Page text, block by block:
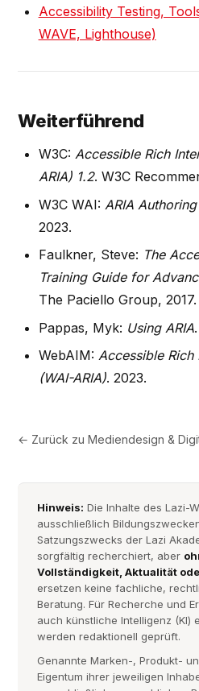
Accessibility Testing,
WAVE, Lighthouse)
Weiterführend
W3C: Accessible Rich
ARIA) 1.2. W3C
W3C WAI: ARIA
2023.
Faulkner, Steve: The
Training Guide for
The Paciello Group, 2017.
Pappas, Myk: Using ARIA
WebAIM: Accessible
(WAI-ARIA). 2023.
← Zurück zuMediendesign &
Hinweis: Die Inhalte des Lazi-
ausschließlich
Satzungszwecks der Lazi
sorgfältig recherchiert, aber
Vollständigkeit, Aktualität
ersetzen keine fachliche,
Beratung. Für Recherche und
auch künstliche Intelligenz (KI)
werden redaktionell geprüft.
Genannte Marken-, Produkt-
Eigentum ihrer jeweiligen